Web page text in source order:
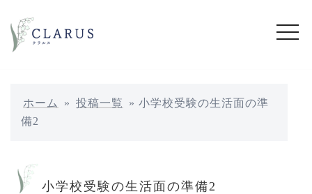
ン
ホーム » 投稿一覧 » 小学校受験の生活面の準
備2
小学校受験の生活面の準備2